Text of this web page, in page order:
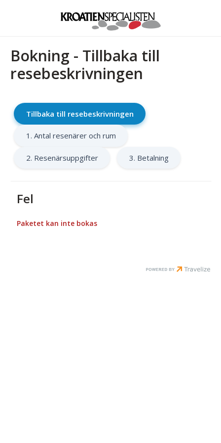
Bokning - Tillbaka till
resebeskrivningen
Tillbaka till resebeskrivningen
1. Antal resenärer och rum
2. Resenärsuppgifter 3. Betalning
Fel
Paketet kan inte bokas